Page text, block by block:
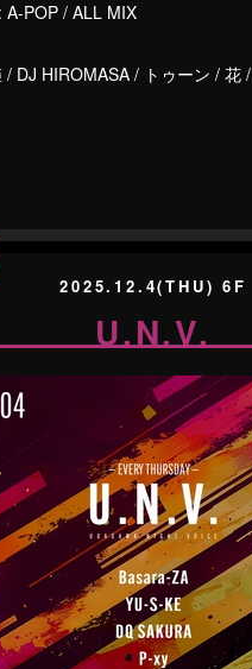
A-POP / ALL MIX
/ DJ HIROMASA / トゥーン / 花
2025.12.4(THU) 6F
U.N.V.